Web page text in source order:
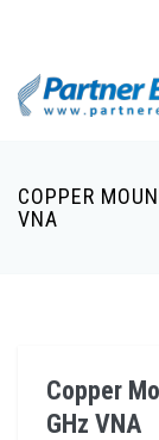
COPPER
VNA
Copper
GHz VNA